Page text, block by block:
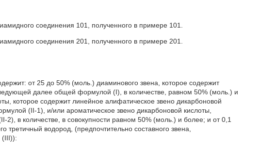
соединения 101, полученного в примере 101.
соединения 201, полученного в примере 201.
от 25 до 50% (моль.) диаминового звена, которое содержит
далее общей формулой (I), в количестве, равном 50% (моль.) и
которое содержит линейное алифатическое звено дикарбоновой
(II-1), и/или ароматическое звено дикарбоновой кислоты,
в количестве, в совокупности равном 50% (моль.) и более; и от 0,1
водород, (предпочтительно составного звена,